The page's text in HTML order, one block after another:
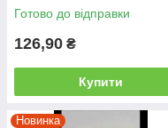
Готово до відправки
126,90 ₴
Купити
Новинка